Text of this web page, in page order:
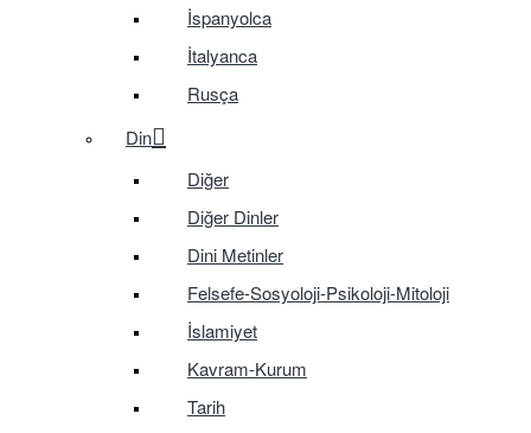
İspanyolca
İtalyanca
Rusça
Din
Diğer
Diğer Dinler
Dini Metinler
Felsefe-Sosyoloji-Psikoloji-Mitoloji
İslamiyet
Kavram-Kurum
Tarih